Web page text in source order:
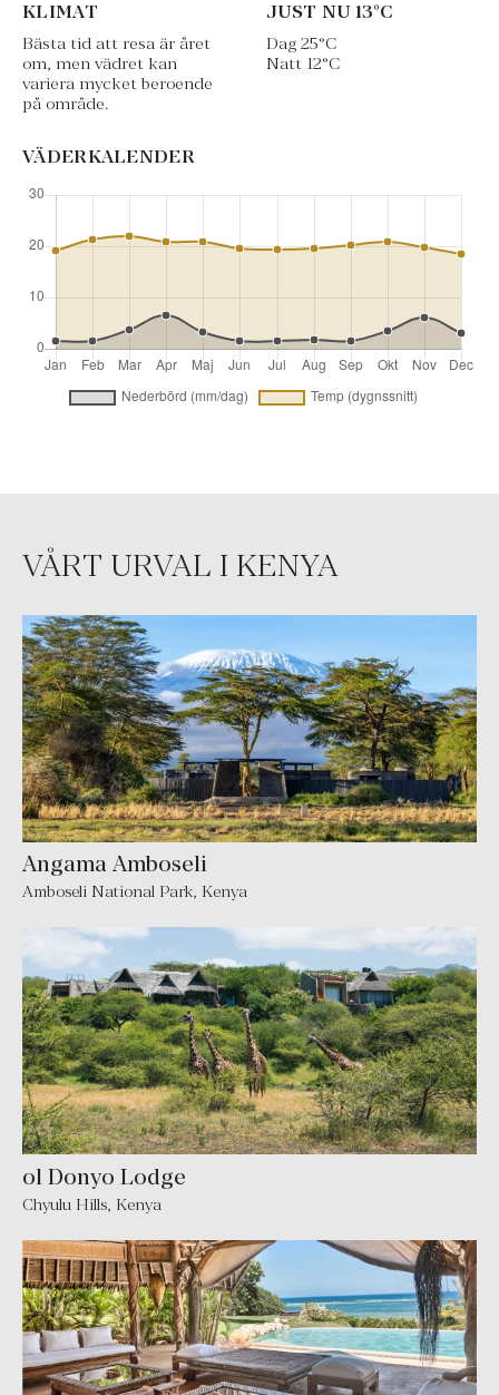
KLIMAT
Bästa tid att resa är året
om, men vädret kan
variera mycket beroende
på område.
JUST NU 13°C
Dag 25°C
Natt 12°C
VÄDERKALENDER
VÅRT URVAL I KENYA
Angama Amboseli
Amboseli National Park, Kenya
ol Donyo Lodge
Chyulu Hills, Kenya